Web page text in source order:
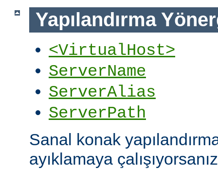
Yapılandırma
<VirtualHost>
ServerName
ServerAlias
ServerPath
Sanal konak
ayıklamaya